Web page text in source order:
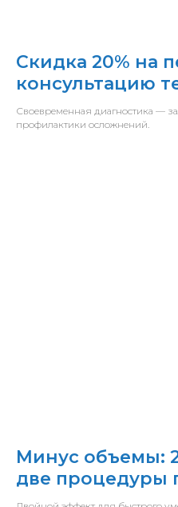
Скидка 20% на
консультацию
Своевременная диагностика —
профилактики осложнений.
Минус объемы:
две процедуры